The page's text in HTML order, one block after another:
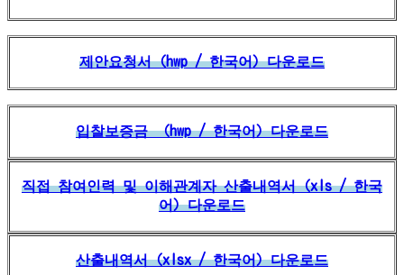
제안요청서（hwp / 한국어）다운로드
입찰보증금 （hwp / 한국어）다운로드
직접 참여인력 및 이해관계자 산출내역서（xls / 한국
어）다운로드
산출내역서（xlsx / 한국어）다운로드